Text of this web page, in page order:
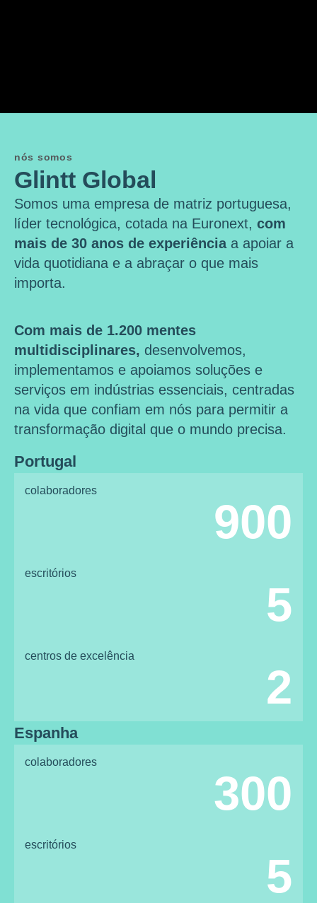
nós somos
Glintt Global
Somos uma empresa de matriz portuguesa,
líder tecnológica, cotada na Euronext, com
mais de 30 anos de experiênciaa apoiar a
vida quotidiana e a abraçar o que mais
importa.
Com mais de 1.200 mentes
multidisciplinares, desenvolvemos,
implementamos e apoiamos soluções e
serviços em indústrias essenciais, centradas
na vida que confiam em nós para permitir a
transformação digital que o mundo precisa.
Portugal
colaboradores
900
escritórios
5
centros de excelência
2
Espanha
colaboradores
300
escritórios
5